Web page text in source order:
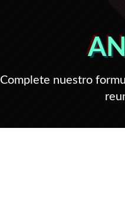
Complete nuestro